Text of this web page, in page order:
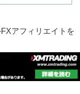
アフィリエイトを